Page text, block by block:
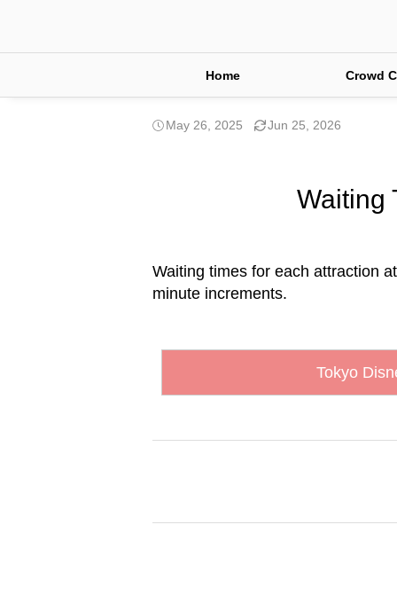
Home Crowd
May 26, 2025 Jun 25, 2026
Waiting
Waiting times for each attraction
minute increments.
Tokyo